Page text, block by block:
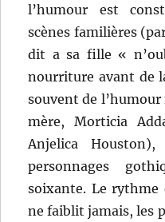
l’humour est
scènes familières
dit a sa fille «
nourriture avant de
souvent de
mère, Morticia
Anjelica
personnages
soixante. Le rythme
ne faiblit jamais, les